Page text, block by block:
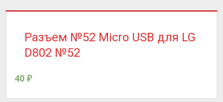
Разъем №52 Micro USB для LG
D802 №52
40 ₽